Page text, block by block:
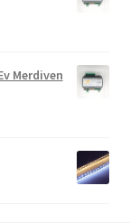
Merdiven